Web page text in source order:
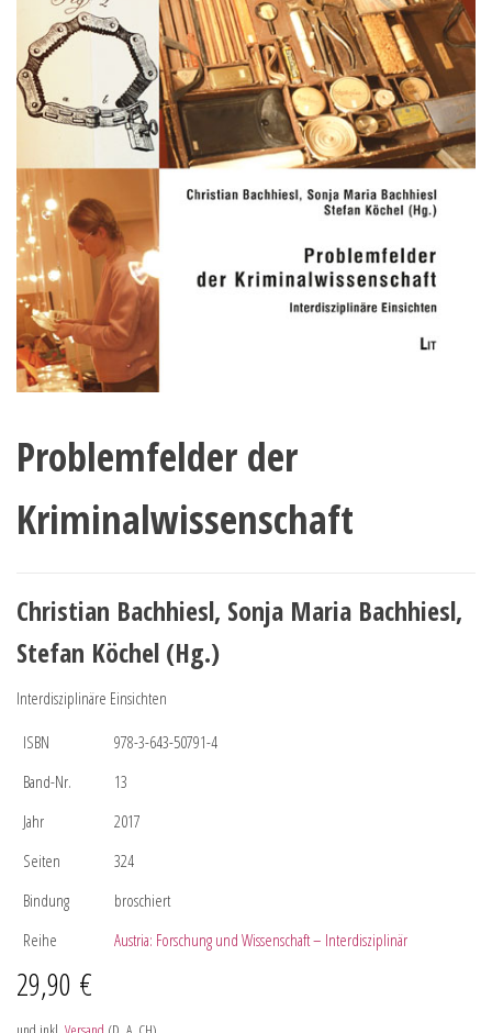
Problemfelder der
Kriminalwissenschaft
Christian Bachhiesl, Sonja Maria Bachhiesl,
Stefan Köchel (Hg.)
Interdisziplinäre Einsichten
ISBN
978-3-643-50791-4
Band-Nr.
13
Jahr
2017
Seiten
324
Bindung
broschiert
Reihe
Austria: Forschung und Wissenschaft – Interdisziplinär
29,90 €